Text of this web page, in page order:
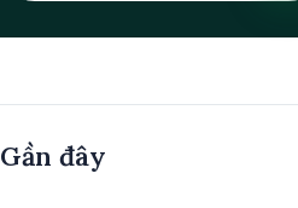
Gần đây